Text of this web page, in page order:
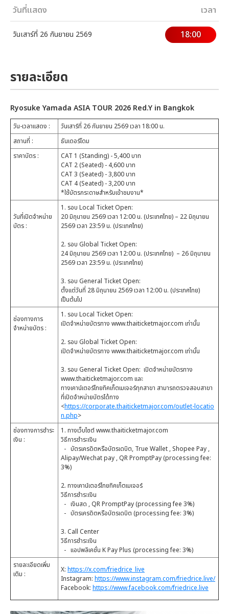
วันที่แสดง เวลา
วันเสาร์ที่ 26 กันยายน 2569 18:00
รายละเอียด
Ryosuke Yamada ASIA TOUR 2026 Red.Y in Bangkok
วัน-เวลาแสดง :
วันเสาร์ที่ 26 กันยายน 2569 เวลา 18:00 น.
สถานที่ :
ธันเดอร์โดม
ราคาบัตร :
CAT 1 (Standing) - 5,400 บาท
CAT 2 (Seated) - 4,600 บาท
CAT 3 (Seated) - 3,800 บาท
CAT 4 (Seated) - 3,200 บาท
*ใช้บัตรกระดาษสำหรับเข้าชมงาน*
วันที่เปิดจำหน่าย
บัตร :
1. รอบ Local Ticket Open:
20 มิถุนายน 2569 เวลา 12:00 น. (ประเทศไทย) – 22 มิถุนายน
2569 เวลา 23:59 น. (ประเทศไทย)
2. รอบ Global Ticket Open:
24 มิถุนายน 2569 เวลา 12:00 น. (ประเทศไทย) – 26 มิถุนายน
2569 เวลา 23:59 น. (ประเทศไทย)
3. รอบ General Ticket Open:
ตั้งแต่วันที่ 28 มิถุนายน 2569 เวลา 12:00 น. (ประเทศไทย)
เป็นต้นไป
ช่องทางการ
จำหน่ายบัตร :
1. รอบ Local Ticket Open:
เปิดจำหน่ายบัตรทาง www.thaiticketmajor.com เท่านั้น
2. รอบ Global Ticket Open:
เปิดจำหน่ายบัตรทาง www.thaiticketmajor.com เท่านั้น
3. รอบ General Ticket Open: เปิดจำหน่ายบัตรทาง
www.thaiticketmajor.com และ
ทางเคาน์เตอร์ไทยทิคเก็ตเมเจอร์ทุกสาขา สามารถตรวจสอบสาขา
ที่เปิดจำหน่ายบัตรได้ทาง
<https://corporate.thaiticketmajor.com/outlet-locatio
n.php>
ช่องทางการชำระ
เงิน :
1. ทางเว็บไซต์ www.thaiticketmajor.com
วิธีการชำระเงิน
- บัตรเครดิตหรือบัตรเดบิต, True Wallet , Shopee Pay ,
Alipay/Wechat pay , QR PromptPay (processing fee:
3%)
2. ทางเคาน์เตอร์ไทยทิคเก็ตเมเจอร์
วิธีการชำระเงิน
- เงินสด , QR PromptPay (processing fee 3%)
- บัตรเครดิตหรือบัตรเดบิต (processing fee: 3%)
3. Call Center
วิธีการชำระเงิน
- แอปพลิเคชั่น K Pay Plus (processing fee: 3%)
รายละเอียดเพิ่ม
เติม :
X: https://x.com/friedrice_live
Instagram: https://www.instagram.com/friedrice.live/
Facebook: https://www.facebook.com/friedrice.live